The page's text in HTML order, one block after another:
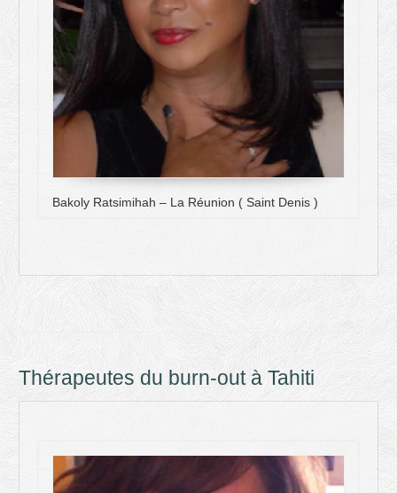
Bakoly Ratsimihah – La Réunion ( Saint Denis )
Thérapeutes du burn-out à Tahiti